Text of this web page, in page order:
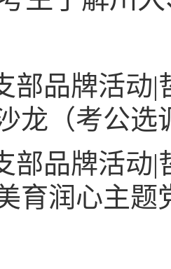
部品牌活
龙（考公选
部品牌活
育润心主题